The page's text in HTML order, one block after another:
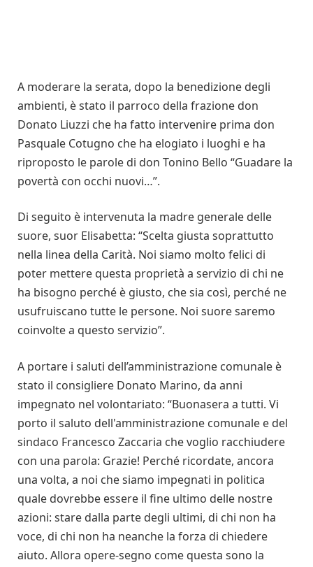
A moderare la serata, dopo la benedizione degli
ambienti, è stato il parroco della frazione don
Donato Liuzzi che ha fatto intervenire prima don
Pasquale Cotugno che ha elogiato i luoghi e ha
riproposto le parole di don Tonino Bello “Guadare la
povertà con occhi nuovi…”.
Di seguito è intervenuta la madre generale delle
suore, suor Elisabetta: “Scelta giusta soprattutto
nella linea della Carità. Noi siamo molto felici di
poter mettere questa proprietà a servizio di chi ne
ha bisogno perché è giusto, che sia così, perché ne
usufruiscano tutte le persone. Noi suore saremo
coinvolte a questo servizio”.
A portare i saluti dell’amministrazione comunale è
stato il consigliere Donato Marino, da anni
impegnato nel volontariato: “Buonasera a tutti. Vi
porto il saluto dell'amministrazione comunale e del
sindaco Francesco Zaccaria che voglio racchiudere
con una parola: Grazie! Perché ricordate, ancora
una volta, a noi che siamo impegnati in politica
quale dovrebbe essere il fine ultimo delle nostre
azioni: stare dalla parte degli ultimi, di chi non ha
voce, di chi non ha neanche la forza di chiedere
aiuto. Allora opere-segno come questa sono la